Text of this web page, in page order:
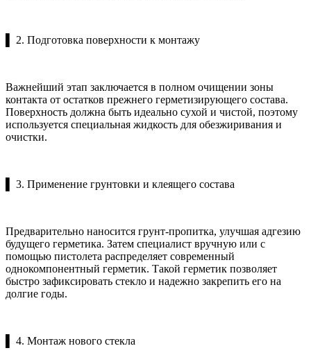
▌ 2. Подготовка поверхности к монтажу
Важнейший этап заключается в полном очищении зоны
контакта от остатков прежнего герметизирующего состава.
Поверхность должна быть идеально сухой и чистой, поэтому
используется специальная жидкость для обезжиривания и
очистки.
▌ 3. Применение грунтовки и клеящего состава
Предварительно наносится грунт-пропитка, улучшая адгезию
будущего герметика. Затем специалист вручную или с
помощью пистолета распределяет современный
однокомпонентный герметик. Такой герметик позволяет
быстро зафиксировать стекло и надежно закрепить его на
долгие годы.
▌ 4. Монтаж нового стекла